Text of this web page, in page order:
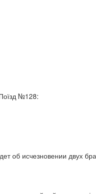
№128:
об исчезновении двух